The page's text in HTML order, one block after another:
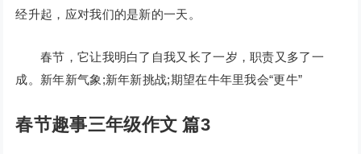
经升起，应对我们的是新的一天。
春节，它让我明白了自我又长了一岁，职责又多了一
成。新年新气象;新年新挑战;期望在牛年里我会“更牛”
春节趣事三年级作文 篇3